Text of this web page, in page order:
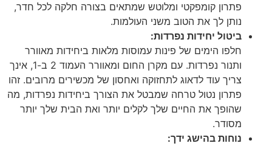
פתרון קומפקטי ומלוטש שמתאים בצורה חלקה לכל חדר,
נותן לך את הטוב משני העולמות.
ביטול יחידות נפרדות:
חלפו הימים של פינות עמוסות מלאות ביחידות מאוורר
ותנור נפרדות. עם מקרן החום ומאוורר העמוד 2 ב-1, אינך
צריך עוד לדאוג לתחזוקה ואחסון של מכשירים מרובים. זהו
פתרון נטול טרחה שמבטל את הצורך ביחידות נפרדות, מה
שהופך את החיים שלך לקלים יותר ואת הבית שלך יותר
מסודר.
נוחות בהישג ידך: